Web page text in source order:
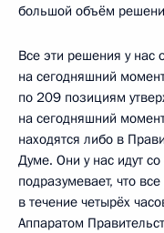
большой объём
Все эти решения у
на сегодняшний
по 209 позициям
на сегодняшний
находятся либо в
Думе. Они у нас идут
подразумевает, что
в течение четырёх
Аппаратом